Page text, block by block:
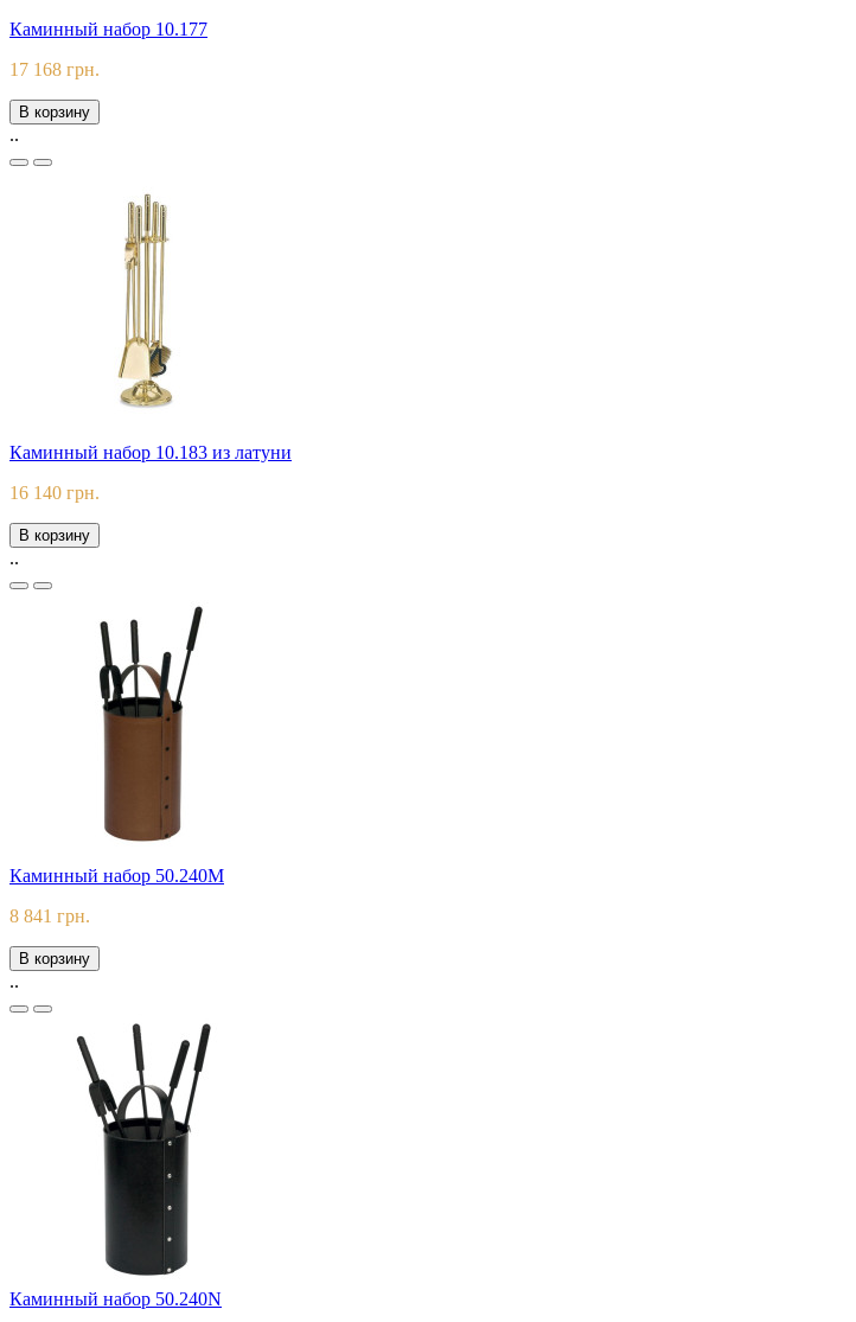
Каминный набор 10.177
17 168 грн.
В корзину
..
Каминный набор 10.183 из латуни
16 140 грн.
В корзину
..
Каминный набор 50.240M
8 841 грн.
В корзину
..
Каминный набор 50.240N